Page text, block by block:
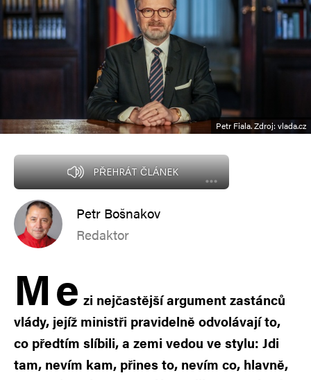
Petr Fiala. Zdroj: vlada.cz
PŘEHRÁT ČLÁNEK
Petr Bošnakov
Redaktor
Me zi nejčastější argument zastánců
vlády, jejíž ministři pravidelně odvolávají to,
co předtím slíbili, a zemi vedou ve stylu: Jdi
tam, nevím kam, přines to, nevím co, hlavně,